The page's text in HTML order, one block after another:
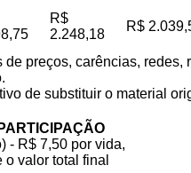
R$
2.248,18
R$
de preços, carências,
de substituir o material
- R$ 7,50 por vida,
valor total final